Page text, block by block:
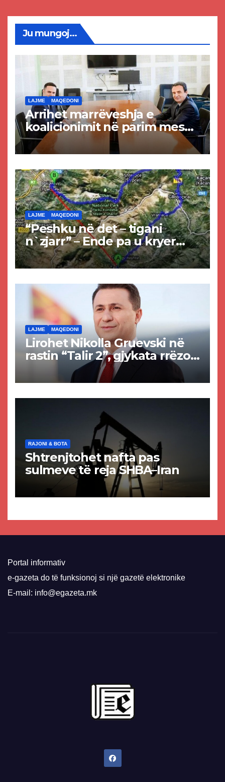
Ju mungoj...
LAJME MAQEDONI
Arrihet marrëveshja e
koalicionimit në parim mes
Kurtit dhe Abdixhikut
LAJME MAQEDONI
“Peshku në det – tigani
n`zjarr” – Ende pa u kryer
projekti i tunelit, komuna e
Tetovës nis punimet për
LAJME MAQEDONI
Lirohet Nikolla Gruevski në
rastin “Talir 2”, gjykata rrëzon
akuzat për ndërtimin e
paligjshëm të selisë së
RAJONI & BOTA
Shtrenjtohet nafta pas
sulmeve të reja SHBA–Iran
Portal informativ
e-gazeta do të funksionoj si një gazetë elektronike
E-mail: info@egazeta.mk